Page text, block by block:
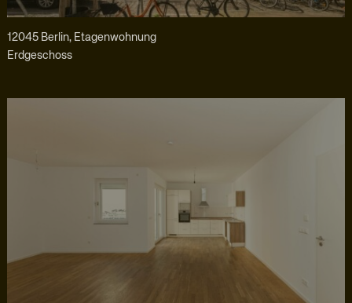
12045 Berlin, Etagenwohnung
Erdgeschoss